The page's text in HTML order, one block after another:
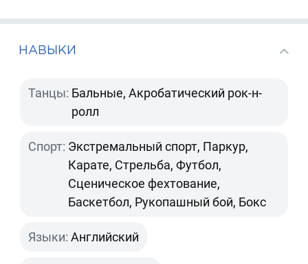
НАВЫКИ
Танцы: Бальные, Акробатический рок-н-
ролл
Спорт: Экстремальный спорт, Паркур,
Карате, Стрельба, Футбол,
Сценическое фехтование,
Баскетбол, Рукопашный бой, Бокс
Языки: Английский